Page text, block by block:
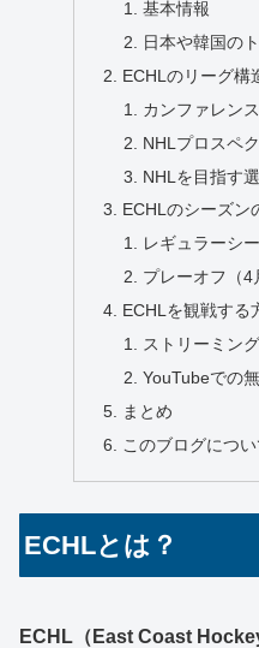
基本情報
日本や韓国の
ECHLのリーグ構
カンファレン
NHLプロスペ
NHLを目指す
ECHLのシーズン
レギュラーシ
プレーオフ（4
ECHLを観戦する
ストリーミン
YouTubeでの
まとめ
このブログについ
ECHLとは？
ECHL（East Coast